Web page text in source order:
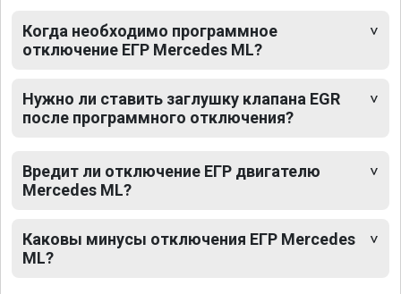
Когда необходимо программное
отключение ЕГР Mercedes ML?
Нужно ли ставить заглушку клапана EGR
после программного отключения?
Вредит ли отключение ЕГР двигателю
Mercedes ML?
Каковы минусы отключения ЕГР Mercedes
ML?